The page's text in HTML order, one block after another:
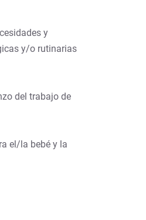
y
y/o rutinarias
del trabajo de
el/la bebé y la